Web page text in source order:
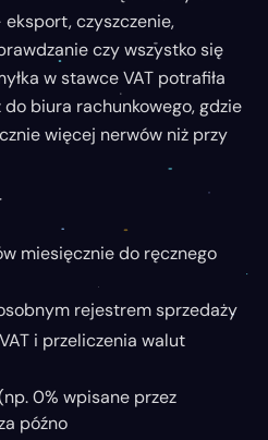
czyszczenie,
czy wszystko się
w stawce VAT potrafiła
biura rachunkowego, gdzie
więcej nerwów niż przy
miesięcznie do ręcznego
rejestrem sprzedaży
i przeliczenia walut
0% wpisane przez
późno